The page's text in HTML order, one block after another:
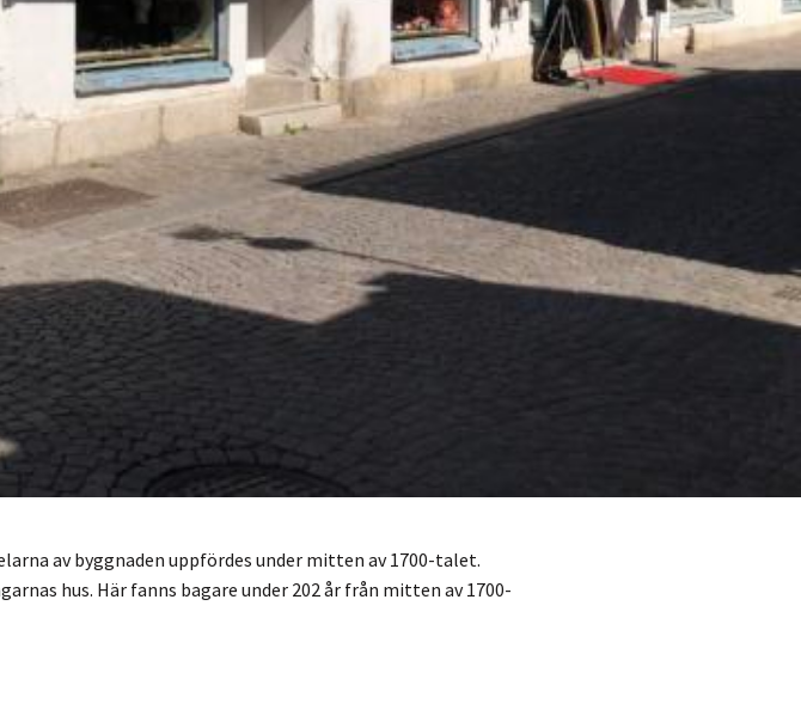
av byggnaden uppfördes under mitten av 1700-talet.
hus. Här fanns bagare under 202 år från mitten av 1700-